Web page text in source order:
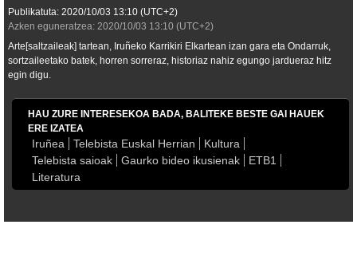
Publikatuta: 2020/10/03 13:10 (UTC+2)
Azken eguneratzea: 2020/10/03 13:10 (UTC+2)
Arte[saltzaileak] tartean, Iruñeko Karrikiri Elkartean izan gara eta Ondarruk,
sortzaileetako batek, horren sorreraz, historiaz nahiz egungo jardueraz hitz
egin digu.
HAU ZURE INTERESEKOA BADA, BALITEKE BESTE GAI HAUEK
ERE IZATEA
Iruñea Telebista Euskal Herrian
Kultura
Telebista saioak
Gaurko bideo ikusienak
ETB1
Literatura